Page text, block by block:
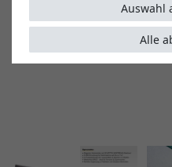
Alle
Auswahl